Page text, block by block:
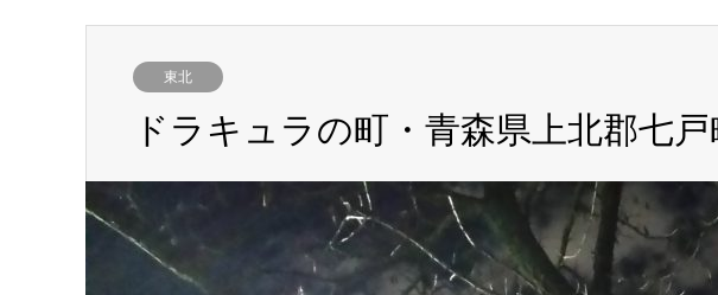
東北
ドラキュラの町・青森県上北郡七